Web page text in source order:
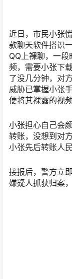
款聊天软件搭识
QQ上裸聊，一段
频，需要小张下
了没几分钟，对
威胁已掌握小张
便将其裸露的视
转账，没想到对
小张先后转账人
嫌疑人抓获归案